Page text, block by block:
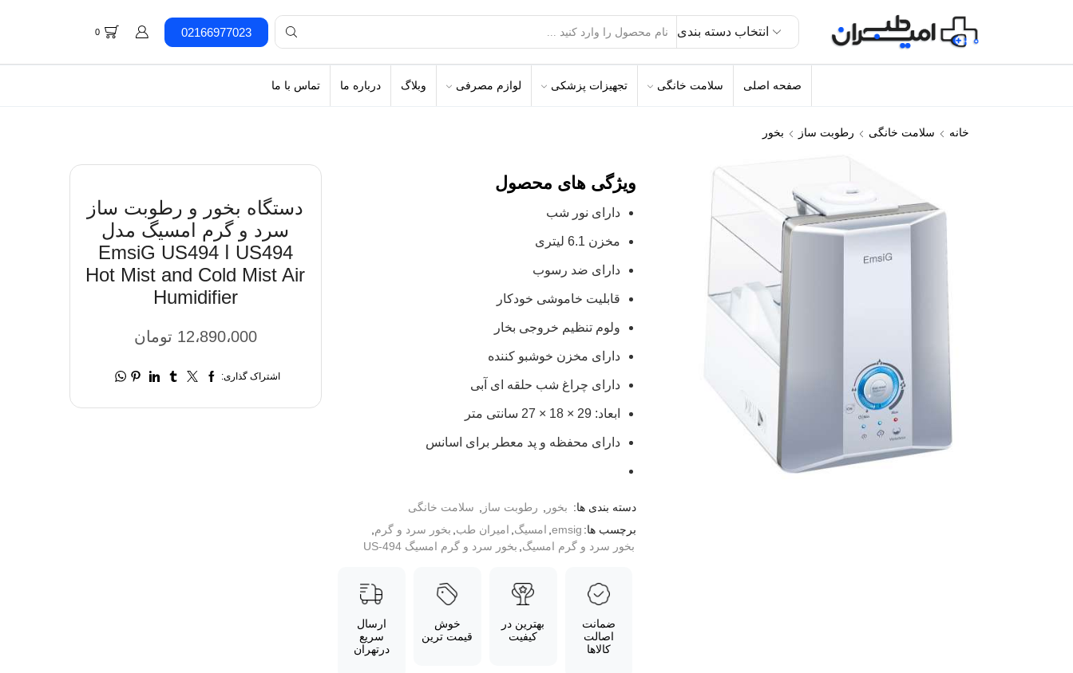
انتخاب دسته بندی 02166977023
0
صفحه اصلی سلامت خانگی تجهیزات پزشکی لوازم مصرفی وبلاگ درباره ما تماس با ما
خانه سلامت خانگی رطوبت ساز بخور
ویژگی های محصول
دارای نور شب
مخزن 6.1 لیتری
دارای ضد رسوب
قابلیت خاموشی خودکار
ولوم تنظیم خروجی بخار
دارای مخزن خوشبو کننده
دارای چراغ شب حلقه ای آبی
ابعاد: 29 × 18 × 27 سانتی متر
دارای محفظه و پد معطر برای اسانس
دسته بندی ها: بخور رطوبت ساز
سلامت خانگی
برچسب ها: emsig
, امسیگ امیران طب بخور سرد و گرم
بخور سرد و گرم امسیگ بخور سرد و گرم امسیگ US-494
ضمانت
اصالت
کالاها
بهترین در
کیفیت
خوش
قیمت ترین
ارسال
سریع
درتهران
دستگاه بخور و رطوبت ساز
سرد و گرم امسیگ مدل
US494 ا EmsiG US494
Hot Mist and Cold Mist Air
Humidifier
12،890،000 تومان
اشتراک گذاری: